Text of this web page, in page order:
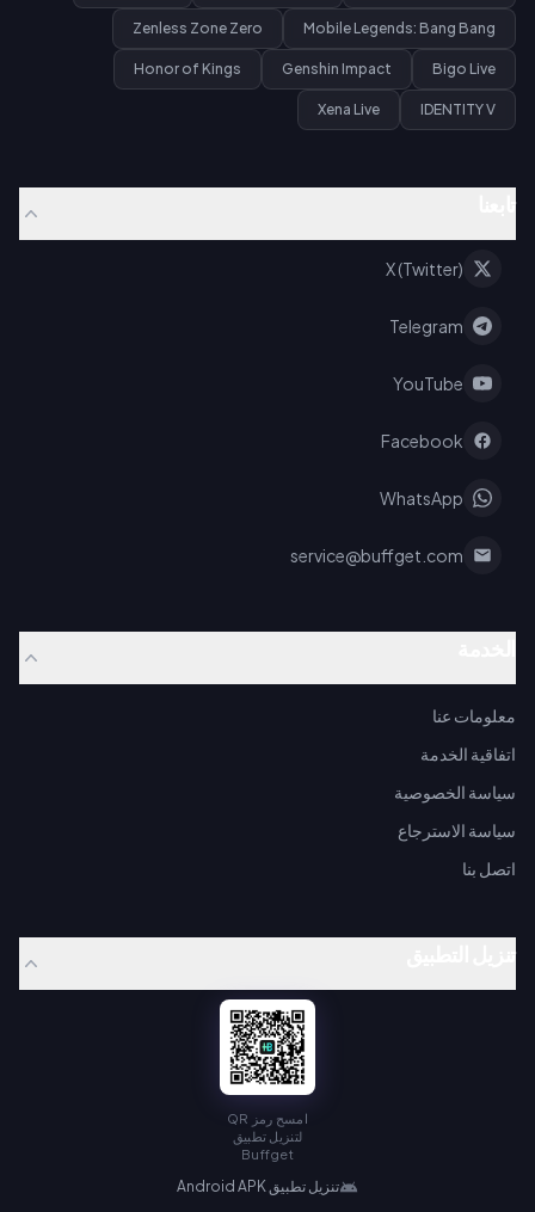
Mobile Legends: Bang Bang
Zenless Zone Zero
Bigo Live
Genshin Impact
Honor of Kings
IDENTITY V
Xena Live
X (Twitter)
Telegram
YouTube
Facebook
WhatsApp
service@buffget.com
معلومات عنا
اتفاقية الخدمة
سياسة الخصوصية
سياسة الاسترجاع
اتصل بنا
امسح رمز QR
لتنزيل تطبيق
Buffget
تنزيل تطبيق Android APK